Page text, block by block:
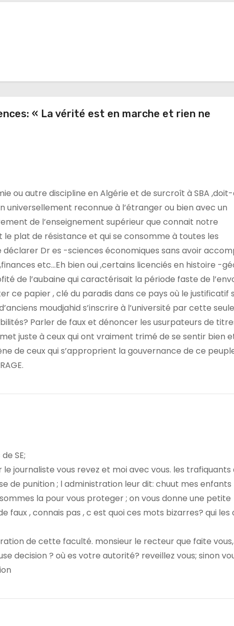
« La vérité est en marche et rien ne
ou autre discipline en Algérie et de surcroît à SBA
reconnue à l’étranger ou bien avec un
de l’enseignement supérieur que connait notre
le plat de résistance et qui se consomme à toutes les
Dr es -sciences économiques sans avoir
etc…Eh bien oui ,certains licenciés en histoire -
de l’aubaine qui caractérisait la période faste de
ce papier , clé du paradis dans ce pays où le justificatif
moudjahid s’inscrire à l’université par cette seule
Parler de faux et dénoncer les usurpateurs de
juste à ceux qui ont vraiment trimé de se sentir bien
de ceux qui s’approprient la gouvernance de ce
SE;
journaliste vous revez et moi avec vous. les trafiquants
de punition ; l administration leur dit: chuut mes enfants
la pour vous proteger ; on vous donne une petite
faux , connais pas , c est quoi ces mots bizarres? qui les
de cette faculté. monsieur le recteur que faite vous,
decision ? où es votre autorité? reveillez vous; sinon